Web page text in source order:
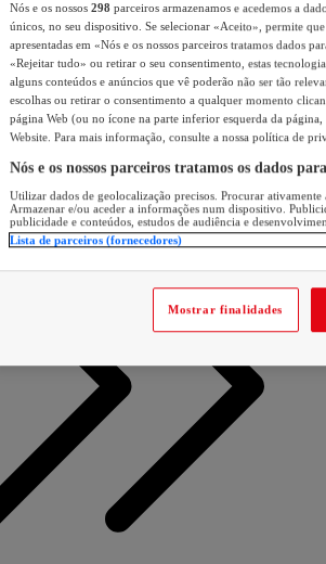
Nós e os nossos 298 parceiros armazenamos e acedemos a
únicos, no seu dispositivo. Se selecionar «Aceito», permite
apresentadas em «Nós e os nossos parceiros tratamos dados
«Rejeitar tudo» ou retirar o seu consentimento, estas
alguns conteúdos e anúncios que vê poderão não ser tão
escolhas ou retirar o consentimento a qualquer momento
página Web (ou no ícone na parte inferior esquerda da página,
Website. Para mais informação, consulte a nossa política de
Nós e os nossos parceiros tratamos os dados
Utilizar dados de geolocalização precisos. Procurar
Armazenar e/ou aceder a informações num dispositivo.
publicidade e conteúdos, estudos de audiência e
Lista de parceiros (fornecedores)
Mostrar finalidades